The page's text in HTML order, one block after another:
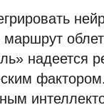
надеется